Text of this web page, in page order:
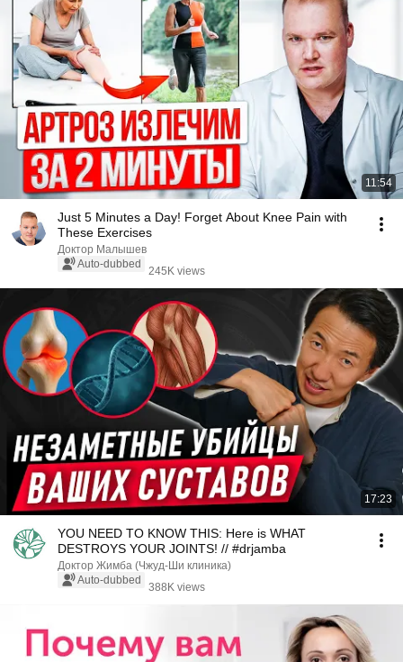
11:54
Just 5 Minutes a Day! Forget About Knee Pain with
These Exercises
Доктор Малышев
Auto-dubbed
245K views
17:23
YOU NEED TO KNOW THIS: Here is WHAT
DESTROYS YOUR JOINTS! // #drjamba
Доктор Жимба (Чжуд-Ши клиника)
Auto-dubbed
388K views